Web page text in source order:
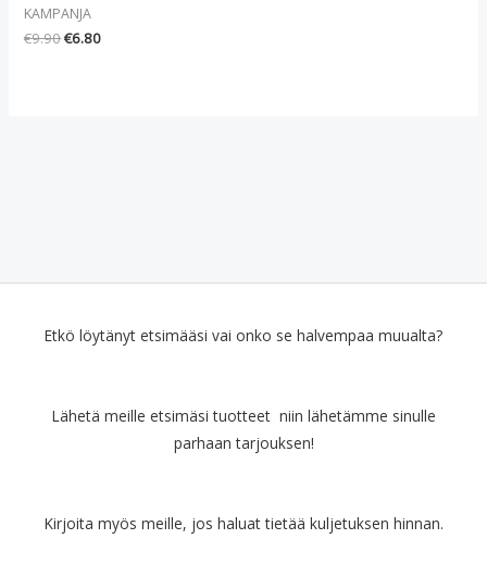
KAMPANJA
€9.90€6.80
Etkö löytänyt etsimääsi vai onko se halvempaa muualta?
Lähetä meille etsimäsi tuotteet niin lähetämme sinulle
parhaan tarjouksen!
Kirjoita myös meille, jos haluat tietää kuljetuksen hinnan.